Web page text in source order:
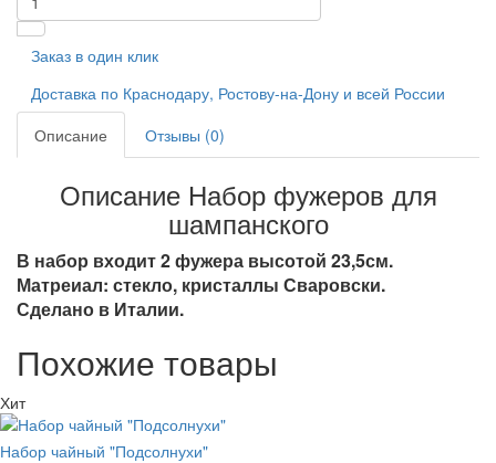
Заказ в один клик
Доставка по Краснодару, Ростову-на-Дону и всей России
Описание
Отзывы (0)
Описание Набор фужеров для
шампанского
В набор входит 2 фужера высотой 23,5см.
Матреиал: стекло, кристаллы Сваровски.
Сделано в Италии.
Похожие товары
Хит
Набор чайный "Подсолнухи"